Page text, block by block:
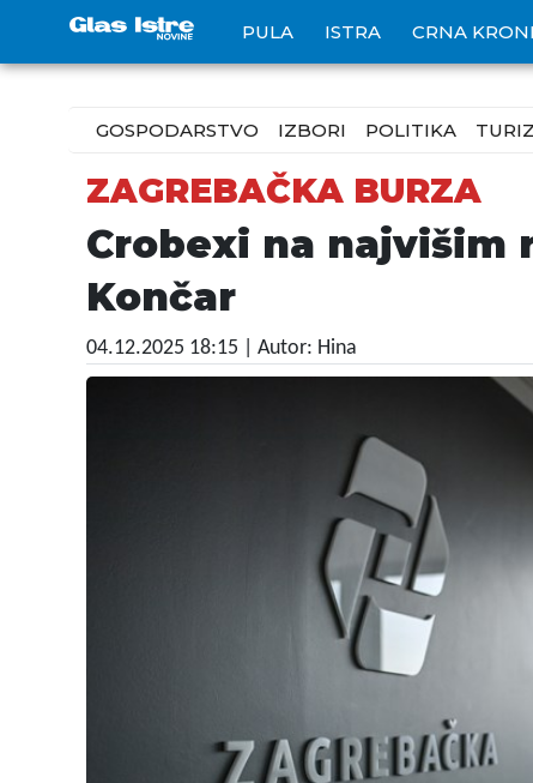
PULA ISTRA CRNA
GOSPODARSTVO IZBORI POLITIKA
ZAGREBAČKA BURZA
Crobexi na najvišim
Končar
04.12.2025 18:15 | Autor: Hina